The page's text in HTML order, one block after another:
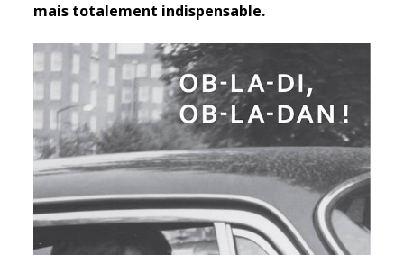
mais totalement indispensable.